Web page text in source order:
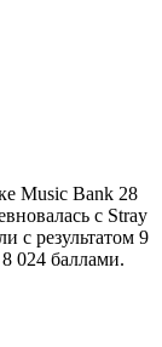
Music Bank 28
с Stray
с результатом 9
024 баллами.